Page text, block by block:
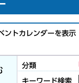
ントカレンダーを表示
分類
キーワード検索